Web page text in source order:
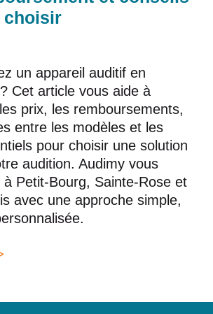
choisir
un appareil auditif en
Cet article vous aide à
prix, les remboursements,
entre les modèles et les
pour choisir une solution
audition. Audimy vous
Petit-Bourg, Sainte-Rose et
avec une approche simple,